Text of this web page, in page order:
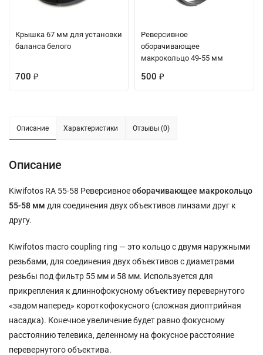
Крышка 67 мм для установки
баланса белого
700 ₽
Реверсивное
оборачивающее
макрокольцо 49-55 мм
500 ₽
Описание Характеристики Отзывы (0)
Описание
Kiwifotos RA 55-58 Реверсивноеоборачивающее макрокольцо
55-58 мм для соединения двух объективов линзами друг к
другу.
Kiwifotos macro coupling ring — это кольцо с двумя наружными
резьбами, для соединения двух объективов с диаметрами
резьбы под фильтр 55 мм и 58 мм. Используется для
прикрепления к длиннофокусному объективу перевернутого
«задом наперед» короткофокусного (сложная диоптрийная
насадка). Конечное увеличение будет равно фокусному
расстоянию телевика, деленному на фокусное расстояние
перевернутого объектива.